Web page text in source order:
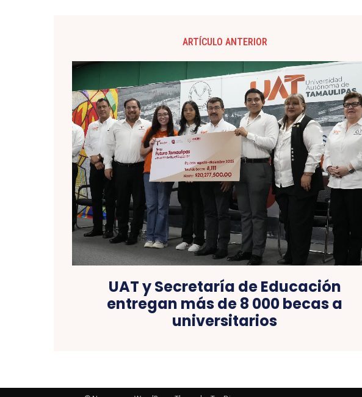
ARTÍCULO ANTERIOR
UAT y Secretaría de Educación
entregan más de 8 000 becas a
universitarios